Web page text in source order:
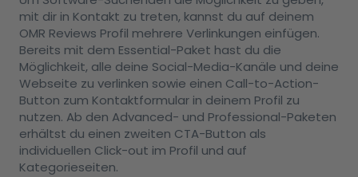
mit dir in Kontakt zu treten, kannst du auf deinem
OMR Reviews Profil mehrere Verlinkungen einfügen.
Bereits mit dem Essential-Paket hast du die
Möglichkeit, alle deine Social-Media-Kanäle und deine
Webseite zu verlinken sowie einen Call-to-Action-
Button zum Kontaktformular in deinem Profil zu
nutzen. Ab den Advanced- und Professional-Paketen
erhältst du einen zweiten CTA-Button als
individuellen Click-out im Profil und auf
Kategorieseiten.